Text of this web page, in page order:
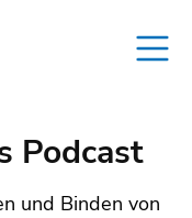
Podcast
und Binden von